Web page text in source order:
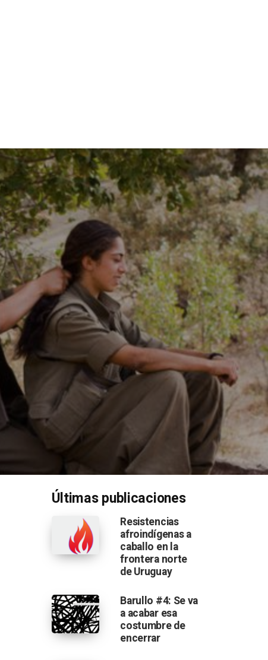
Últimas publicaciones
Resistencias
afroindígenas a
caballo en la
frontera norte
de Uruguay
Barullo #4: Se va
a acabar esa
costumbre de
encerrar